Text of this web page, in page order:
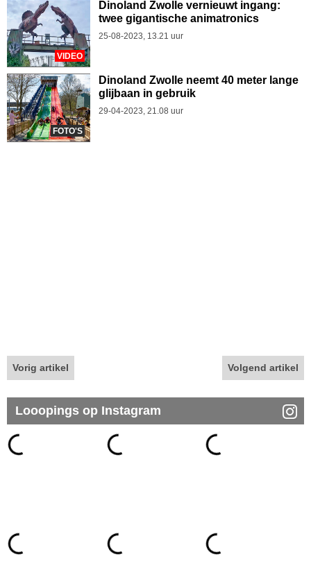
VIDEO
Dinoland Zwolle vernieuwt ingang:
twee gigantische animatronics
25-08-2023, 13.21 uur
FOTO'S
Dinoland Zwolle neemt 40 meter lange
glijbaan in gebruik
29-04-2023, 21.08 uur
Vorig artikel Volgend artikel
Looopings op Instagram